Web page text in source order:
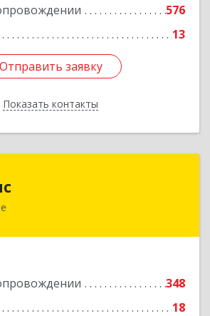
576
13
Отправить заявку
Показать контакты
Отправить заявку
Назад
348
18
обл, Усолье-Сибирское г,